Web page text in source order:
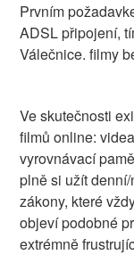
Prvním
ADSL připojení,
Válečnice. filmy
Ve skutečnosti
filmů online:
vyrovnávací
plně si užít
zákony, které
objeví podobné
extrémně